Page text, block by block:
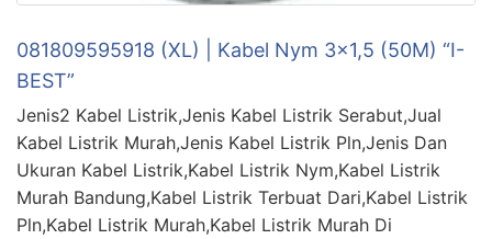
081809595918 (XL) | Kabel Nym 3×1,5 (50M) “I-
BEST”
Jenis2 Kabel Listrik,Jenis Kabel Listrik Serabut,Jual
Kabel Listrik Murah,Jenis Kabel Listrik Pln,Jenis Dan
Ukuran Kabel Listrik,Kabel Listrik Nym,Kabel Listrik
Murah Bandung,Kabel Listrik Terbuat Dari,Kabel Listrik
Pln,Kabel Listrik Murah,Kabel Listrik Murah Di